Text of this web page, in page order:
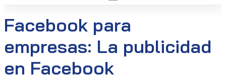
Facebook para
empresas: La publicidad
en Facebook